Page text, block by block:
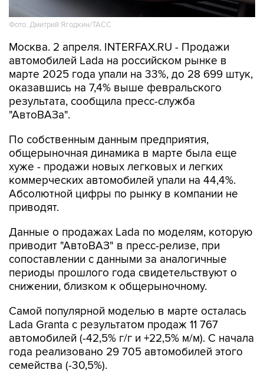
Фото: Дмитрий Ягодкин/ТАСС
Москва. 2 апреля. INTERFAX.RU - Продажи
автомобилей Lada на российском рынке в
марте 2025 года упали на 33%, до 28 699 штук,
оказавшись на 7,4% выше февральского
результата, сообщила пресс-служба
"АвтоВАЗа".
По собственным данным предприятия,
общерыночная динамика в марте была еще
хуже - продажи новых легковых и легких
коммерческих автомобилей упали на 44,4%.
Абсолютной цифры по рынку в компании не
приводят.
Данные о продажах Lada по моделям, которую
приводит "АвтоВАЗ" в пресс-релизе, при
сопоставлении с данными за аналогичные
периоды прошлого года свидетельствуют о
снижении, близком к общерыночному.
Самой популярной моделью в марте осталась
Lada Granta с результатом продаж 11 767
автомобилей (-42,5% г/г и +22,5% м/м). С начала
года реализовано 29 705 автомобилей этого
семейства (-30,5%).